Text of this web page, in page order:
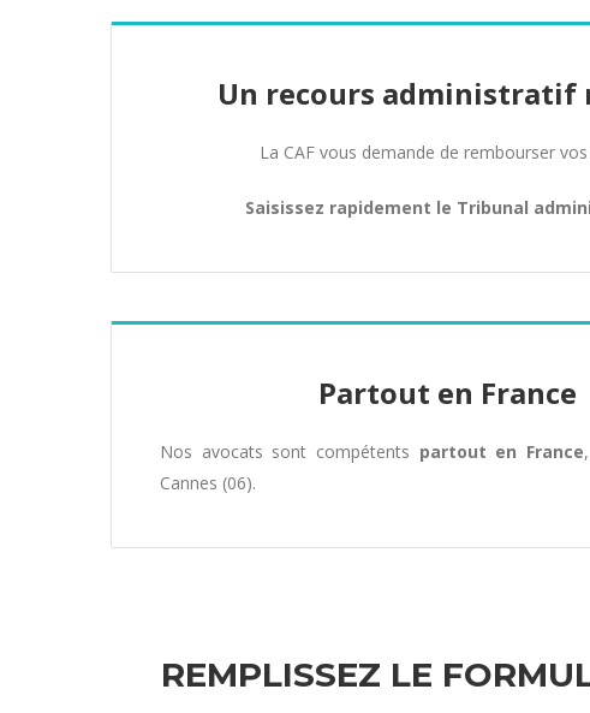
Un recours administratif
La CAF vous demande de rembourser vos
Saisissez rapidement le Tribunal
Partout en France
Nos avocats sont compétents partout en France
Cannes (06).
REMPLISSEZ LE